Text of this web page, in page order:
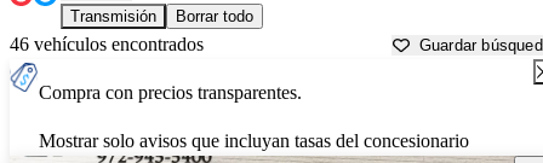
Transmisión Borrar todo
46 vehículos encontrados Guardar
Compra con precios transparentes.
Mostrar solo avisos que incluyan tasas del concesionario